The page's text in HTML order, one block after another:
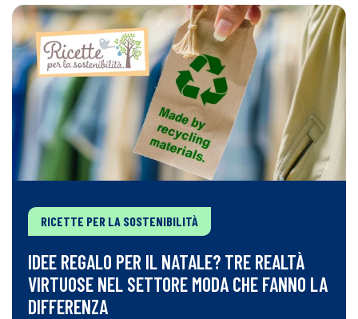
RICETTE PER LA SOSTENIBILITÀ
IDEE REGALO PER IL NATALE? TRE REALTÀ
VIRTUOSE NEL SETTORE MODA CHE FANNO LA
DIFFERENZA